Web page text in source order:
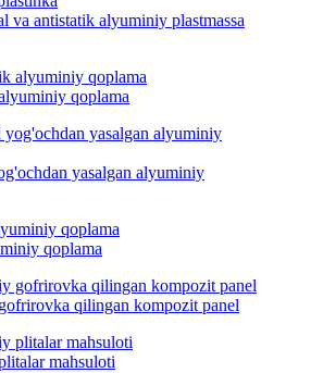
va antistatik alyuminiy plastmassa
qoplama
yasalgan alyuminiy
qoplama
qilingan kompozit panel
mahsuloti